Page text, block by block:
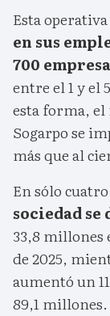
Esta
en sus
700
entre el 1 y el
esta forma, el
Sogarpo se
más que al
En sólo
sociedad
33,8 millones
de 2025,
aumentó un
89,1 millones.